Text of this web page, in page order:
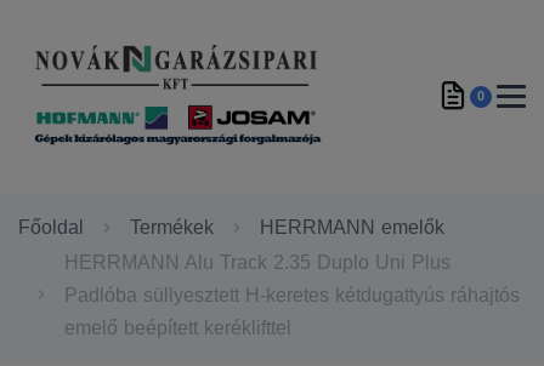
0
Főoldal Termékek
HERRMANN emelők
HERRMANN Alu Track 2.35 Duplo Uni Plus
Padlóba süllyesztett H-keretes kétdugattyús ráhajtós
emelő beépített keréklifttel